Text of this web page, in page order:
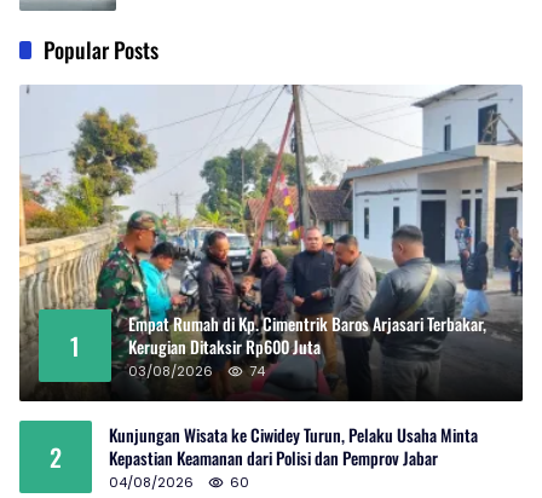
Popular Posts
1
Empat Rumah di Kp. Cimentrik Baros Arjasari Terbakar,
Kerugian Ditaksir Rp600 Juta
03/08/2026 74
2
Kunjungan Wisata ke Ciwidey Turun, Pelaku Usaha Minta
Kepastian Keamanan dari Polisi dan Pemprov Jabar
04/08/2026 60